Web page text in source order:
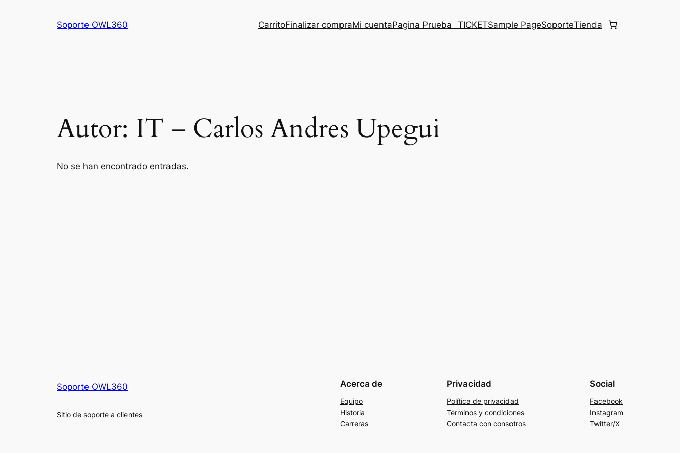
Soporte OWL360 CarritoFinalizar compraMi cuentaPagina Prueba _TICKETSample PageSoporteTienda
Autor: IT – Carlos Andres Upegui
No se han encontrado entradas.
Soporte OWL360
Sitio de soporte a clientes
Acerca de
Equipo
Historia
Carreras
Privacidad
Política de privacidad
Términos y condiciones
Contacta con consotros
Social
Facebook
Instagram
Twitter/X